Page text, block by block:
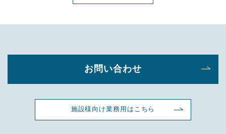
お問い合わせ
施設様向け業務用はこちら